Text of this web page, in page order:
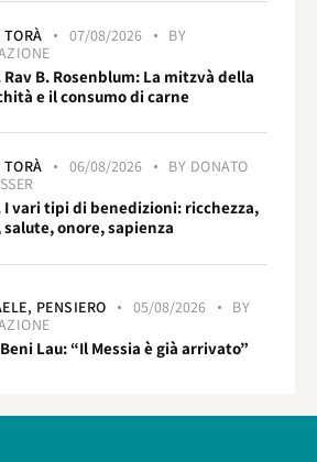
TORÀ 07/08/2026
BY
Rav B. Rosenblum: La mitzvà della
e il consumo di carne
TORÀ 06/08/2026 BY DONATO
I vari tipi di benedizioni: ricchezza,
onore, sapienza
PENSIERO 05/08/2026
BY
Lau: “Il Messia è già arrivato”